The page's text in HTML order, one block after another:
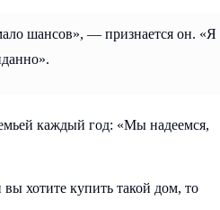
шансов», — признается он. «Я
каждый год: «Мы надеемся,
хотите купить такой дом, то